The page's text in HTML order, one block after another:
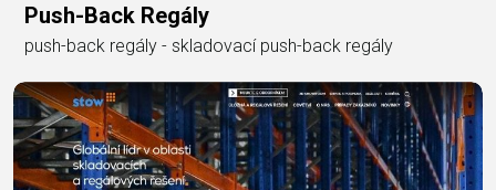
Push-Back Regály
push-back regály - skladovací push-back regály